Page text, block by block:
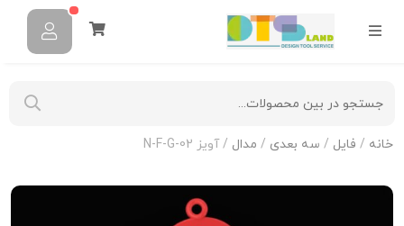
خانه / فایل / سه بعدی / مدال / آویز N-F-G-02